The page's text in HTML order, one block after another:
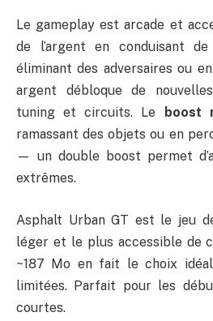
Le gameplay est arcade et
de l’argent en conduisant
éliminant des adversaires ou
argent débloque de
tuning et circuits. Le
boost
ramassant des objets ou en
— un double boost permet
extrêmes.
Asphalt Urban GT est le jeu
léger et le plus accessible de
~187 Mo en fait le choix
limitées. Parfait pour les
courtes.